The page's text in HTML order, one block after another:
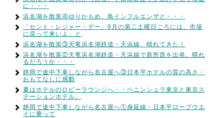
に・・・
浜名湖を散策④ゆりかもめ、鳥インフルエンザと・・・
「セント・レジャー・デー。9月の第二土曜日ごろには、市場
に戻って来いよ」と
浜名湖を散策③天竜浜名湖鉄道・天浜線、晴れてきた！
浜名湖を散策②天竜浜名湖鉄道・天浜線で新所原を出発。晴れ
るだろうか・・・
静岡で途中下車しながら名古屋へ③日本平ホテルの質の高さ・
おもてなしに感動
夏はホテルのロビーラウンジへ・・ペニンシュラ東京と東京ス
テーションホテル。
静岡で途中下車しながら名古屋へ①身延線・日本平ロープウエ
イに乗って